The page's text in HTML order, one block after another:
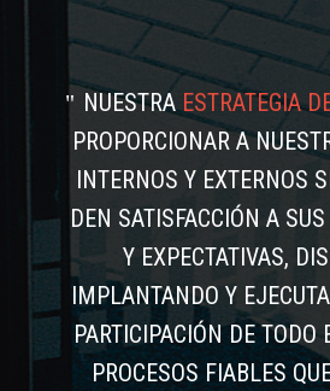
NUESTRAESTRATEGIA
PROPORCIONAR A
INTERNOS Y EXTERNOS
DEN SATISFACCIÓN A
Y EXPECTATIVAS,
IMPLANTANDO Y
PARTICIPACIÓN DE TODO
PROCESOS FIABLES